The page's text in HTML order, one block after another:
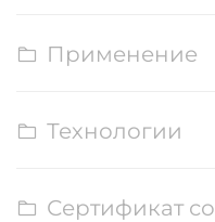
Применение
Технологии
Сертификат